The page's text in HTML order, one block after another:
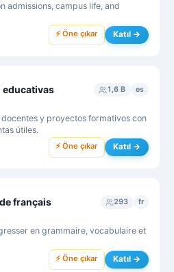
admissions, campus life, and
⚡ Öne çıkar Katıl →
educativas 1,6 B es
y proyectos formativos con
útiles.
⚡ Öne çıkar Katıl →
français 293 fr
en grammaire, vocabulaire et
⚡ Öne çıkar Katıl →